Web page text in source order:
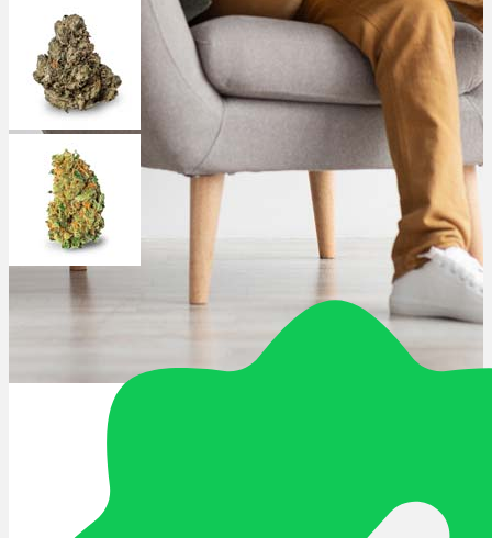
Angststörungen
Chronische Migräne
Depressionen
Schlafstörungen
Cannabis Ärzte
Cannabis Rezept
Cannabis Apotheke
Wissen